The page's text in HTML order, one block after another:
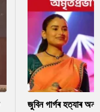
জুবিন গাৰ্গৰ হত্যাৰ